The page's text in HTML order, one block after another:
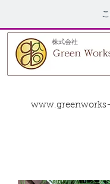
株式会社